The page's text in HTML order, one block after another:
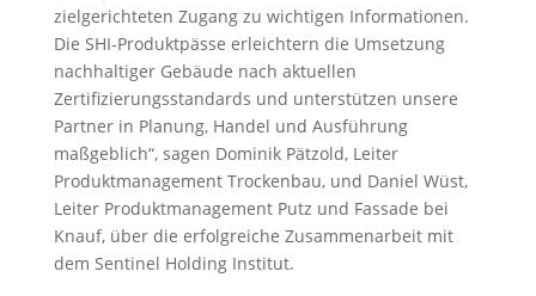
zielgerichteten Zugang zu wichtigen Informationen.
Die SHI-Produktpässe erleichtern die Umsetzung
nachhaltiger Gebäude nach aktuellen
Zertifizierungsstandards und unterstützen unsere
Partner in Planung, Handel und Ausführung
maßgeblich“, sagen Dominik Pätzold, Leiter
Produktmanagement Trockenbau, und Daniel Wüst,
Leiter Produktmanagement Putz und Fassade bei
Knauf, über die erfolgreiche Zusammenarbeit mit
dem Sentinel Holding Institut.